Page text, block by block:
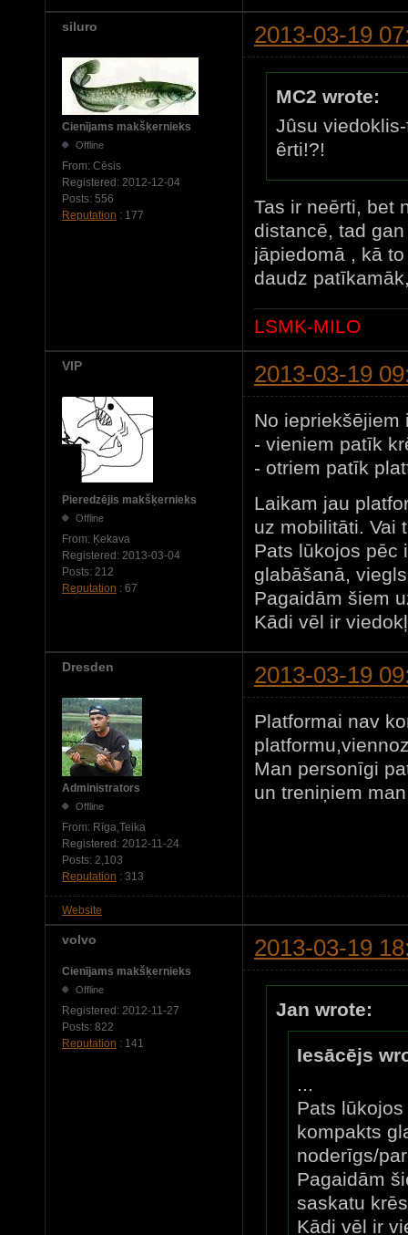
siluro 2013-03-19
Cienījams makšķernieks
Offline
From: Cēsis
Registered: 2012-12-04
Posts: 556
Reputation : 177
MC2 wrote:
Jûsu
êrti!?!
Tas ir neērti, bet
distancē, tad
jāpiedomā , kā
daudz
LSMK-MILO
VIP 2013-03-19
Pieredzējis makšķernieks
Offline
From: Ķekava
Registered: 2013-03-04
Posts: 212
Reputation : 67
No iepriekšējiem
- vieniem patīk
- otriem patīk
Laikam jau
uz mobilitāti. Vai
Pats lūkojos pēc
glabāšanā,
Pagaidām šiem
Kādi vēl ir
Dresden 2013-03-19
Administrators
Offline
From: Rīga,Teika
Registered: 2012-11-24
Posts: 2,103
Reputation : 313
Platformai nav
Man personīgi
un treniņiem
Website
volvo 2013-03-19
Cienījams makšķernieks
Offline
Registered: 2012-11-27
Posts: 822
Reputation : 141
Jan wrote:
Iesācējs
...
Pats
kompakts
noderīgs/
Pagaidām
saskatu
Kādi vēl ir